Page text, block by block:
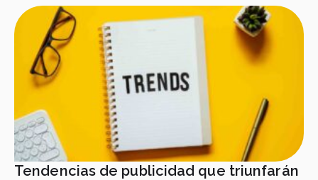
Tendencias de publicidad que triunfarán